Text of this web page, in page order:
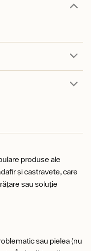
produse ale
și castravete, care
sau soluție
sau pielea (nu